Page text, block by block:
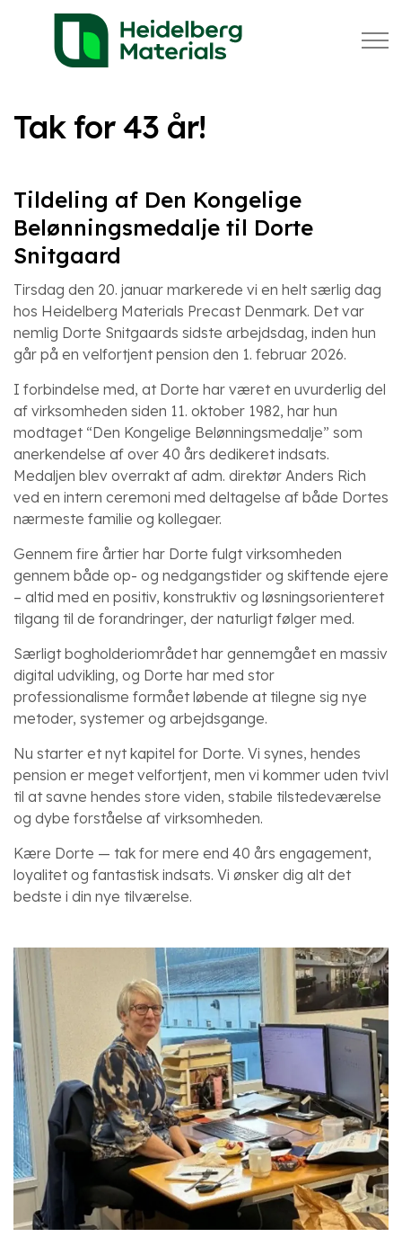
Tak for 43 år!
Tildeling af Den Kongelige
Belønningsmedalje til Dorte
Snitgaard
Tirsdag den 20. januar markerede vi en helt særlig dag
hos Heidelberg Materials Precast Denmark. Det var
nemlig Dorte Snitgaards sidste arbejdsdag, inden hun
går på en velfortjent pension den 1. februar 2026.
I forbindelse med, at Dorte har været en uvurderlig del
af virksomheden siden 11. oktober 1982, har hun
modtaget “Den Kongelige Belønningsmedalje” som
anerkendelse af over 40 års dedikeret indsats.
Medaljen blev overrakt af adm. direktør Anders Rich
ved en intern ceremoni med deltagelse af både Dortes
nærmeste familie og kollegaer.
Gennem fire årtier har Dorte fulgt virksomheden
gennem både op- og nedgangstider og skiftende ejere
– altid med en positiv, konstruktiv og løsningsorienteret
tilgang til de forandringer, der naturligt følger med.
Særligt bogholderiområdet har gennemgået en massiv
digital udvikling, og Dorte har med stor
professionalisme formået løbende at tilegne sig nye
metoder, systemer og arbejdsgange.
Nu starter et nyt kapitel for Dorte. Vi synes, hendes
pension er meget velfortjent, men vi kommer uden tvivl
til at savne hendes store viden, stabile tilstedeværelse
og dybe forståelse af virksomheden.
Kære Dorte — tak for mere end 40 års engagement,
loyalitet og fantastisk indsats. Vi ønsker dig alt det
bedste i din nye tilværelse.